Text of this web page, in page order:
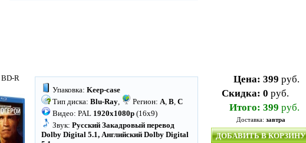
BD-R
Упаковка: Keep-case
Тип диска: Blu-Ray, Регион: A, B, C
Видео: PAL 1920x1080p (16x9)
Звук: Русский Закадровый перевод
Dolby Digital 5.1, Английский Dolby Digital
Цена: 399 руб.
Скидка: 0 руб.
Итого: 399 руб.
Доставка: завтра
ДОБАВИТЬ В КОРЗИНУ